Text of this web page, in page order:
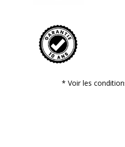
* Voir les